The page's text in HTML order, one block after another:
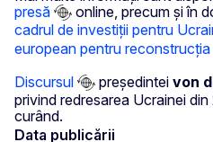
presă
online, precum și în
cadrul de investiții pentru
european pentru
Discursul
președintei von
privind redresarea Ucrainei
curând.
Data publicării